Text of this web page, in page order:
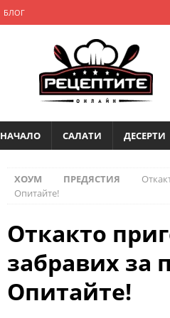
БЛОГ
НАЧАЛО САЛАТИ ДЕСЕРТИ
ХОУМ ПРЕДЯСТИЯ
Опитайте!
Откакто
забравих за
Опитайте!